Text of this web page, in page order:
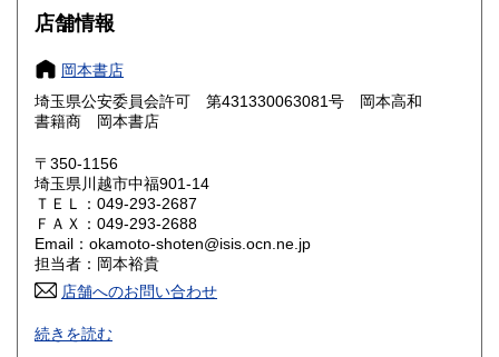
大阪府
奈良県
鳥取県
岡山県 2,440円
山口県 2,440円
香川県
店舗情報
岡本書店
埼玉県公安委員会許可 第431330063081号 岡本高和
書籍商 岡本書店
〒350-1156
埼玉県川越市中福901-14
ＴＥＬ：049-293-2687
ＦＡＸ：049-293-2688
Email：okamoto-shoten@isis.ocn.ne.jp
担当者：岡本裕貴
店舗へのお問い合わせ
お客様よりの直接仕入の為、どこよりも安くをモットにして
続きを読む